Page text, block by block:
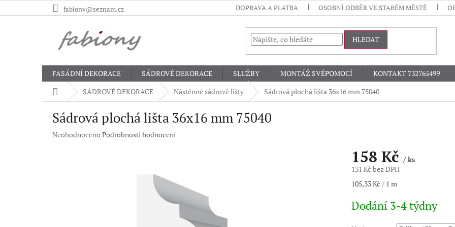
na
fabiony@seznam.cz DOPRAVA A PLATBA OSOBNÍ ODBĚR VE STARÉM MĚSTĚ
HLEDAT
FASÁDNÍ DEKORACE SÁDROVÉ DEKORACE SLUŽBY MONTÁŽ SVÉPOMOCÍ
KONTAKT 732765499
Domů SÁDROVÉ DEKORACE Nástěnné sádrové lišty Sádrová plochá lišta 36x16 mm 75040
Sádrová plochá lišta 36x16 mm 75040
Průměrné
Neohodnoceno Podrobnosti hodnocení
158 Kč/ ks
131 Kč bez DPH
Měrná
105,33 Kč / 1 m
Dodání 3-4 týdny